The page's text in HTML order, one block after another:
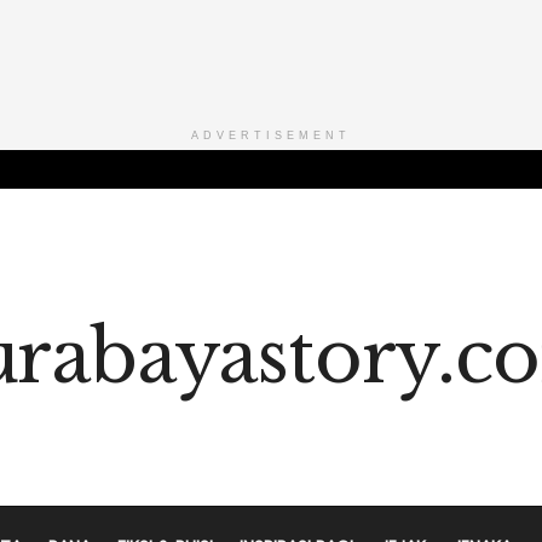
ADVERTISEMENT